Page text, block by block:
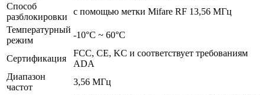
Способ
разблокировки
с помощью метки Mifare RF 13,56 МГц
Температурный
режим
-10°С ~ 60°С
Сертификация
FCC, CE, KC и соответствует требованиям
ADA
Диапазон
частот
3,56 МГц